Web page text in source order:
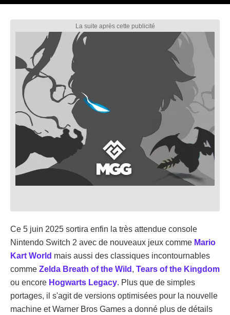
Ce 5 juin 2025 sortira enfin la très attendue console
Nintendo Switch 2 avec de nouveaux jeux comme Mario
Kart World mais aussi des classiques incontournables
comme Zelda Breath of the Wild , Tears of the Kingdom
ou encore Hogwarts Legacy. Plus que de simples
portages, il s'agit de versions optimisées pour la nouvelle
machine et Warner Bros Games a donné plus de détails